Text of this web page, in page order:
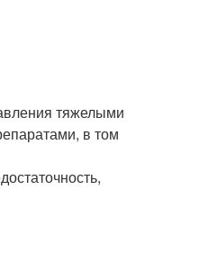
тяжелыми
в том